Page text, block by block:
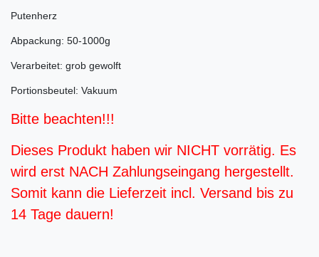
Putenherz
Abpackung: 50-1000g
Verarbeitet: grob gewolft
Portionsbeutel: Vakuum
Bitte beachten!!!
Dieses Produkt haben wir NICHT vorrätig. Es
wird erst NACH Zahlungseingang hergestellt.
Somit kann die Lieferzeit incl. Versand bis zu
14 Tage dauern!